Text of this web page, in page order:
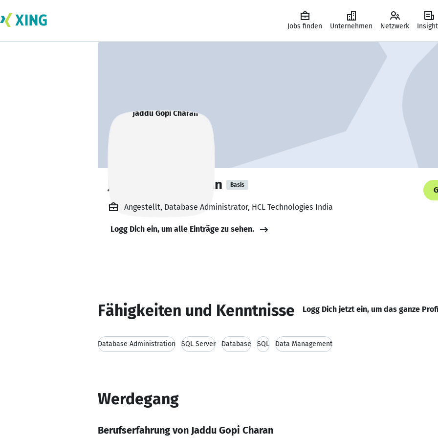
Jobs finden Unternehmen Netzwerk
Jaddu Gopi Charan Basis
Angestellt, Database Administrator, HCL Technologies India
Logg Dich ein, um alle Einträge zu sehen.
Fähigkeiten und Kenntnisse Logg Dich jetzt ein, um das ganze
Database Administration SQL Server Database SQL Data Management
Werdegang
Berufserfahrung von Jaddu Gopi Charan